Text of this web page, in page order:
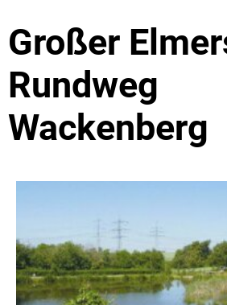
Großer
Rundweg
Wackenberg